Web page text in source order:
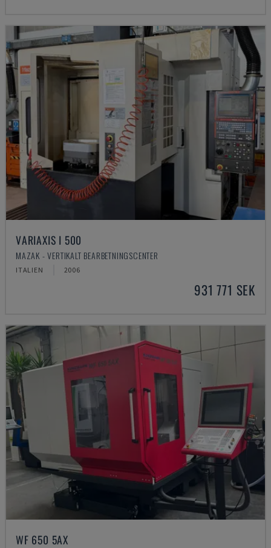
VARIAXIS I 500
MAZAK - VERTIKALT BEARBETNINGSCENTER
ITALIEN 2006
931 771 SEK
WF 650 5AX